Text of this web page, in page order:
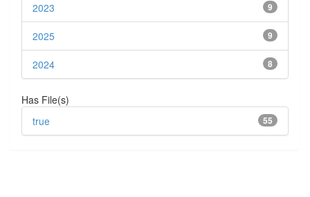
9
2023
9
2025
8
2024
Has File(s)
55
true